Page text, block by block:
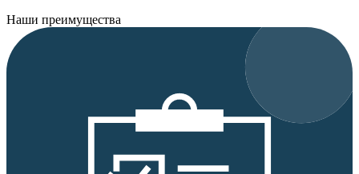
Наши преимущества